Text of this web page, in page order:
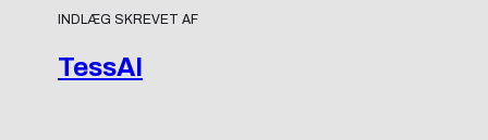
INDLÆG SKREVET AF
TessAI